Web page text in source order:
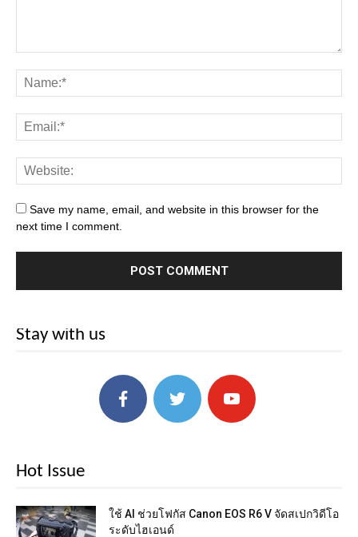
Save my name, email, and website in this browser for the
next time I comment.
Stay with us
Hot Issue
ใช้ AI ช่วยโฟกัส Canon EOS R6 V จัดสเปกวิดีโอ
ระดับไฮเอนด์